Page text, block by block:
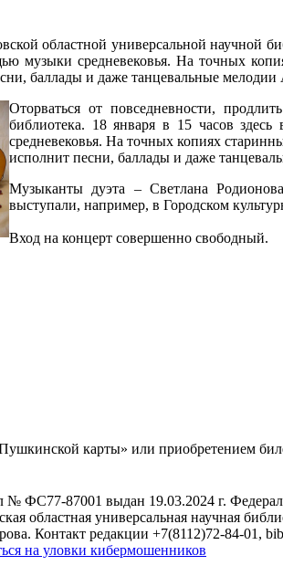
областной универсальной научной
музыки средневековья. На точных
баллады и даже танцевальные
Оторваться от повседневности,
библиотека. 18 января в 15 часов
средневековья. На точных копиях
исполнит песни, баллады и даже
Музыканты дуэта – Светлана
выступали, например, в Городском
Вход на концерт совершенно свободный.
карты» или приобретением
ФС77-87001 выдан 19.03.2024 г.
областная универсальная научная
Контакт редакции +7(8112)72-84-01,
на уловки кибермошенников